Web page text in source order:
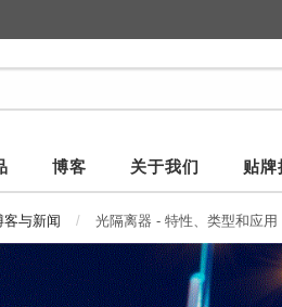
博客 关于我们 贴牌
客与新闻 光隔离器 - 特性、类型和应用